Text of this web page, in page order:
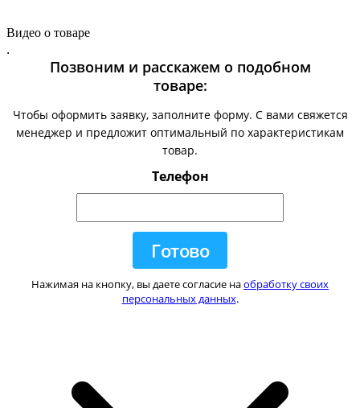
Видео о товаре
.
Позвоним и расскажем о подобном
товаре:
Чтобы оформить заявку, заполните форму. С вами свяжется
менеджер и предложит оптимальный по характеристикам
товар.
Телефон
Нажимая на кнопку, вы даете согласие наобработку своих
персональных данных.